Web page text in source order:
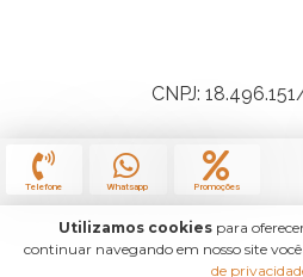
CNPJ:
Telefone Whatsapp Promoções
Utilizamos cookiespara
continuar navegando em nosso site
de